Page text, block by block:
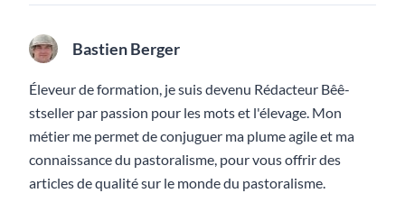
Bastien Berger
Éleveur de formation, je suis devenu Rédacteur Bêê-
stseller par passion pour les mots et l'élevage. Mon
métier me permet de conjuguer ma plume agile et ma
connaissance du pastoralisme, pour vous offrir des
articles de qualité sur le monde du pastoralisme.